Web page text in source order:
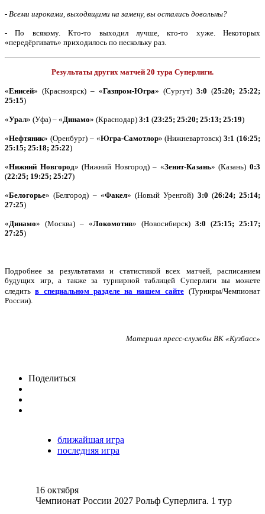
- Всеми игроками, выходящими на замену, вы остались довольны?
- По всякому. Кто-то выходил лучше, кто-то хуже. Некоторых
«передёргивать» приходилось по нескольку раз.
Результаты других матчей 20 тура Суперлиги.
«Енисей» (Красноярск) – «Газпром-Югра» (Сургут) 3:0 (25:20; 25:22;
25:15)
«Урал» (Уфа) – «Динамо» (Краснодар) 3:1 (23:25; 25:20; 25:13; 25:19)
«Нефтяник» (Оренбург) – «Югра-Самотлор» (Нижневартовск)3:1 (16:25;
25:15; 25:18; 25:22)
«Нижний Новгород» (Нижний Новгород) – «Зенит-Казань» (Казань)0:3
(22:25; 19:25; 25:27)
«Белогорье» (Белгород) – «Факел» (Новый Уренгой) 3:0 (26:24; 25:14;
27:25)
«Динамо» (Москва) – «Локомотив» (Новосибирск) 3:0 (25:15; 25:17;
27:25)
Подробнее за результатами и статистикой всех матчей, расписанием
будущих игр, а также за турнирной таблицей Суперлиги вы можете
следитьв специальном разделе на нашем сайте (Турниры/Чемпионат
России).
Материал пресс-службы ВК «Кузбасс»
Поделиться
ближайшая игра
последняя игра
16 октября
Чемпионат России 2027 Рольф Суперлига. 1 тур